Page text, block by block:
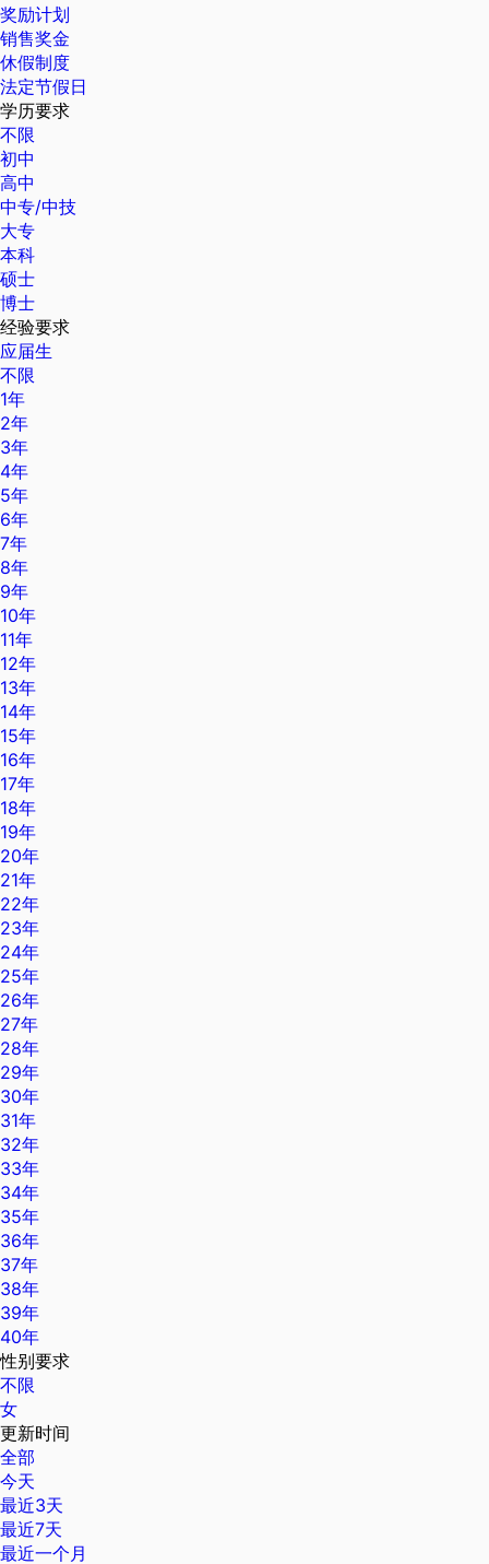
奖励计划
销售奖金
休假制度
法定节假日
学历要求
不限
初中
高中
中专/中技
大专
本科
硕士
博士
经验要求
应届生
不限
1年
2年
3年
4年
5年
6年
7年
8年
9年
10年
11年
12年
13年
14年
15年
16年
17年
18年
19年
20年
21年
22年
23年
24年
25年
26年
27年
28年
29年
30年
31年
32年
33年
34年
35年
36年
37年
38年
39年
40年
性别要求
不限
女
更新时间
全部
今天
最近3天
最近7天
最近一个月